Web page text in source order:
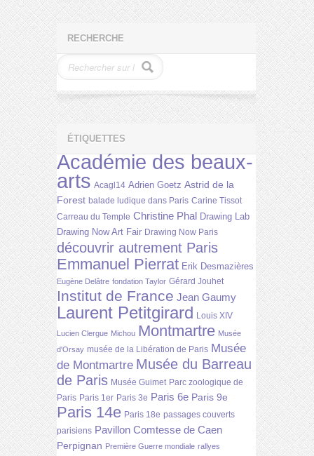
RECHERCHE
ÉTIQUETTES
Académie des beaux-
arts Acagl14 Adrien Goetz Astrid de la
Forest balade ludique dans Paris Carine Tissot
Carreau du Temple Christine Phal Drawing Lab
Drawing Now Art Fair Drawing Now Paris
découvrir autrement Paris
Emmanuel Pierrat Erik Desmazières
Eugène Delâtre fondation Taylor Gérard Jouhet
Institut de France Jean Gaumy
Laurent Petitgirard Louis XIV
Lucien Clergue Michou Montmartre Musée
d'Orsay musée de la Libération de Paris Musée
de Montmartre Musée du Barreau
de Paris Musée Guimet Parc zoologique de
Paris Paris 1er Paris 3e Paris 6e Paris 9e
Paris 14e Paris 18e passages couverts
parisiens Pavillon Comtesse de Caen
Perpignan Première Guerre mondiale rallyes